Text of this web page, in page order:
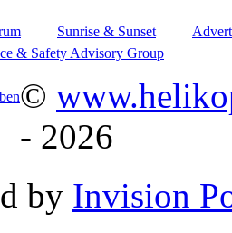
Sunrise & Sunset
& Safety Advisory Group
©
- 2026
by Invision